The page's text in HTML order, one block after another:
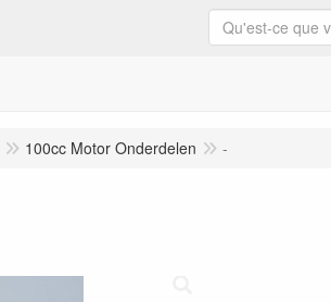
100cc Motor Onderdelen -